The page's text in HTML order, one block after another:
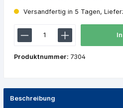
Versandfertig in 5 Tagen,
Produktnummer: 7304
Beschreibung